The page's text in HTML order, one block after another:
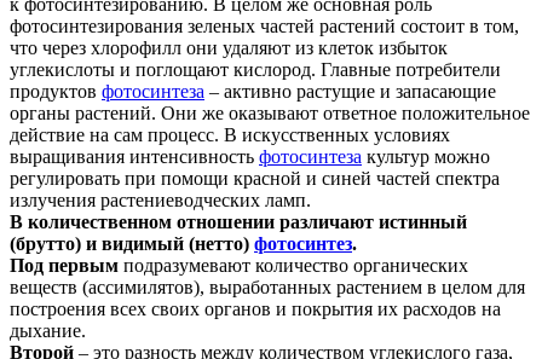
к фотосинтезированию. В целом же основная роль
фотосинтезирования зеленых частей растений состоит в том,
что через хлорофилл они удаляют из клеток избыток
углекислоты и поглощают кислород. Главные потребители
продуктов фотосинтеза – активно растущие и запасающие
органы растений. Они же оказывают ответное положительное
действие на сам процесс. В искусственных условиях
выращивания интенсивность фотосинтеза культур можно
регулировать при помощи красной и синей частей спектра
излучения растениеводческих ламп.
В количественном отношении различают истинный
(брутто) и видимый (нетто) фотосинтез.
Под первым подразумевают количество органических
веществ (ассимилятов), выработанных растением в целом для
построения всех своих органов и покрытия их расходов на
дыхание.
Второй – это разность между количеством углекислого газа,